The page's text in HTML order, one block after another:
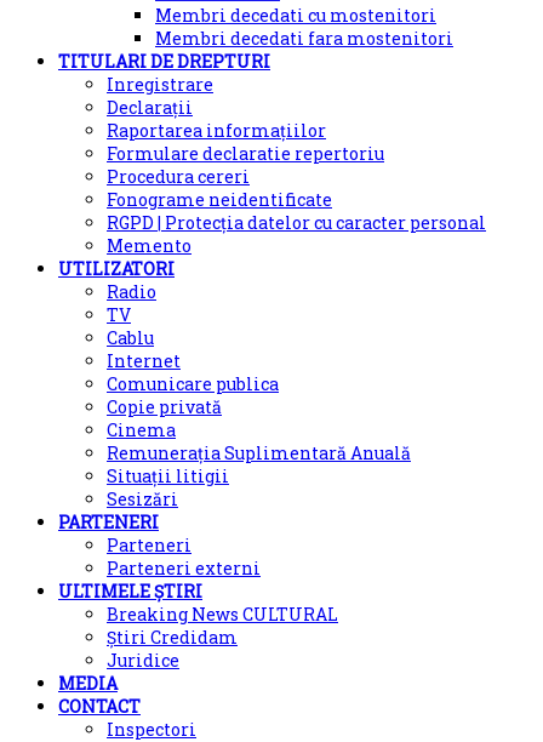
Membri decedati cu mostenitori
Membri decedati fara mostenitori
TITULARI DE DREPTURI
Inregistrare
Declarații
Raportarea informațiilor
Formulare declaratie repertoriu
Procedura cereri
Fonograme neidentificate
RGPD | Protecția datelor cu caracter personal
Memento
UTILIZATORI
Radio
TV
Cablu
Internet
Comunicare publica
Copie privată
Cinema
Remunerația Suplimentară Anuală
Situații litigii
Sesizări
PARTENERI
Parteneri
Parteneri externi
ULTIMELE ȘTIRI
Breaking News CULTURAL
Știri Credidam
Juridice
MEDIA
CONTACT
Inspectori